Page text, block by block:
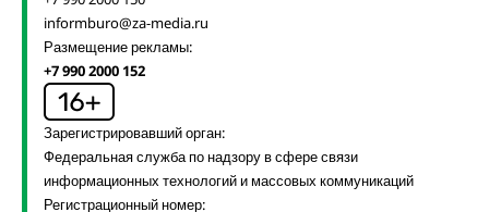
informburo@za-media.ru
Размещение рекламы:
+7 990 2000 152
Зарегистрировавший орган:
Федеральная служба по надзору в сфере связи
информационных технологий и массовых коммуникаций
Регистрационный номер: